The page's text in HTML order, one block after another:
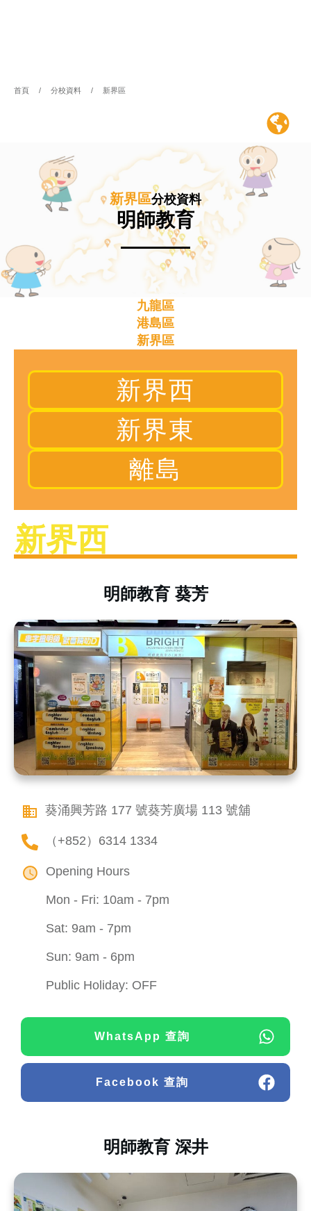
首頁 / 分校資料 / 新界區
新界區分校資料
明師教育
九龍區
港島區
新界區
新界西
新界東
離島
新界西
明師教育 葵芳
葵涌興芳路 177 號葵芳廣場 113 號舖
（+852）6314 1334
Opening Hours
Mon - Fri: 10am - 7pm
Sat: 9am - 7pm
Sun: 9am - 6pm
Public Holiday: OFF
WhatsApp 查詢
Facebook 查詢
明師教育 深井